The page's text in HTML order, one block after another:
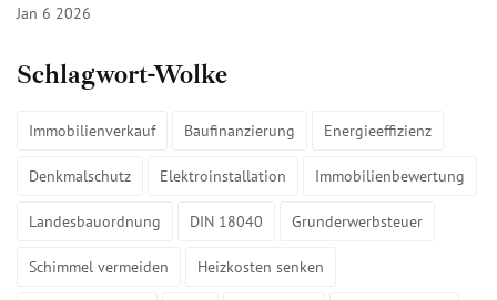
Jan 6 2026
Schlagwort-Wolke
Immobilienverkauf Baufinanzierung Energieeffizienz
Denkmalschutz Elektroinstallation Immobilienbewertung
Landesbauordnung DIN 18040 Grunderwerbsteuer
Schimmel vermeiden Heizkosten senken